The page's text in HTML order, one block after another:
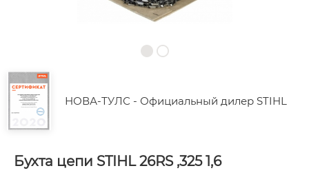
НОВА-ТУЛС - Официальный дилер STIHL
Бухта цепи STIHL 26RS ,325 1,6